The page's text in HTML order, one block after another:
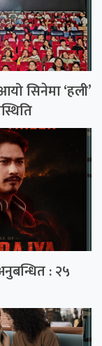
सिनेमा ‘हली’
: २५